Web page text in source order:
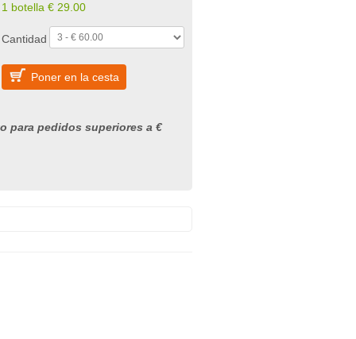
1 botella € 29.00
Cantidad
Poner en la cesta
para pedidos superiores a €